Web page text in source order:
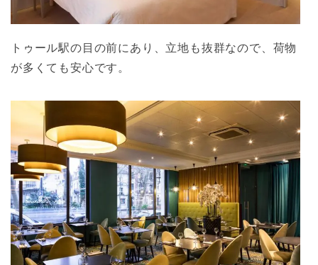
トゥール駅の目の前にあり、立地も抜群なので、荷物
が多くても安心です。